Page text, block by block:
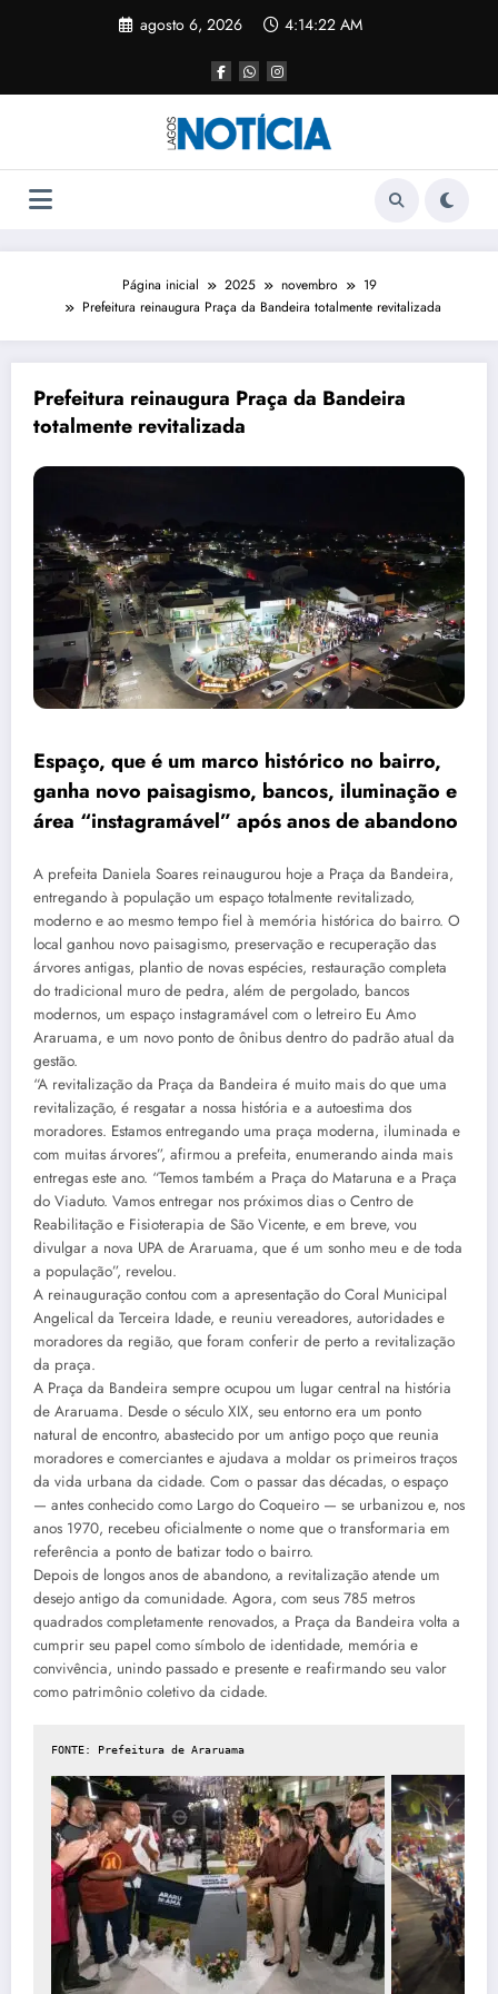
agosto 6, 2026 4:14:22 AM
Página inicial 2025 novembro
19
Prefeitura reinaugura Praça da Bandeira totalmente revitalizada
Prefeitura reinaugura Praça da Bandeira
totalmente revitalizada
Espaço, que é um marco histórico no bairro,
ganha novo paisagismo, bancos, iluminação e
área “instagramável” após anos de abandono
A prefeita Daniela Soares reinaugurou hoje a Praça da Bandeira,
entregando à população um espaço totalmente revitalizado,
moderno e ao mesmo tempo fiel à memória histórica do bairro. O
local ganhou novo paisagismo, preservação e recuperação das
árvores antigas, plantio de novas espécies, restauração completa
do tradicional muro de pedra, além de pergolado, bancos
modernos, um espaço instagramável com o letreiro Eu Amo
Araruama, e um novo ponto de ônibus dentro do padrão atual da
gestão.
“A revitalização da Praça da Bandeira é muito mais do que uma
revitalização, é resgatar a nossa história e a autoestima dos
moradores. Estamos entregando uma praça moderna, iluminada e
com muitas árvores”, afirmou a prefeita, enumerando ainda mais
entregas este ano. “Temos também a Praça do Mataruna e a Praça
do Viaduto. Vamos entregar nos próximos dias o Centro de
Reabilitação e Fisioterapia de São Vicente, e em breve, vou
divulgar a nova UPA de Araruama, que é um sonho meu e de toda
a população”, revelou.
A reinauguração contou com a apresentação do Coral Municipal
Angelical da Terceira Idade, e reuniu vereadores, autoridades e
moradores da região, que foram conferir de perto a revitalização
da praça.
A Praça da Bandeira sempre ocupou um lugar central na história
de Araruama. Desde o século XIX, seu entorno era um ponto
natural de encontro, abastecido por um antigo poço que reunia
moradores e comerciantes e ajudava a moldar os primeiros traços
da vida urbana da cidade. Com o passar das décadas, o espaço
— antes conhecido como Largo do Coqueiro — se urbanizou e, nos
anos 1970, recebeu oficialmente o nome que o transformaria em
referência a ponto de batizar todo o bairro.
Depois de longos anos de abandono, a revitalização atende um
desejo antigo da comunidade. Agora, com seus 785 metros
quadrados completamente renovados, a Praça da Bandeira volta a
cumprir seu papel como símbolo de identidade, memória e
convivência, unindo passado e presente e reafirmando seu valor
como patrimônio coletivo da cidade.
FONTE: Prefeitura de Araruama